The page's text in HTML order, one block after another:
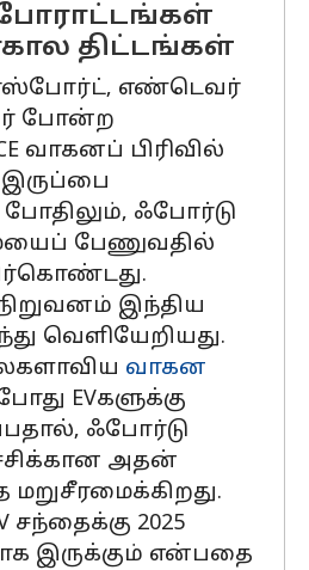
திட்டங்கள்
எண்டெவர்
போன்ற
வாகனப் பிரிவில்
இருப்பை
போதிலும், ஃபோர்டு
பேணுவதில்
இந்திய
வெளியேறியது.
வாகன
EVகளுக்கு
ஃபோர்டு
அதன்
சந்தைக்கு 2025
இருக்கும் என்பதை